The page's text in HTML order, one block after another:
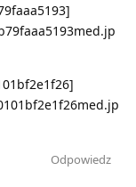
Odpowiedz